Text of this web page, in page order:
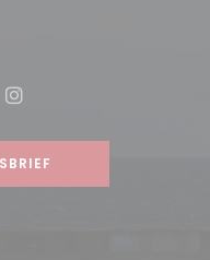
in een nieuw
((opent in een
Instagram ((opent